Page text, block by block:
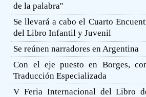
de la palabra''
Se llevará a cabo el Cuarto
del Libro Infantil y Juvenil
Se reúnen narradores en Argentina
Con el eje puesto en Borges,
Traducción Especializada
V Feria Internacional del Libro